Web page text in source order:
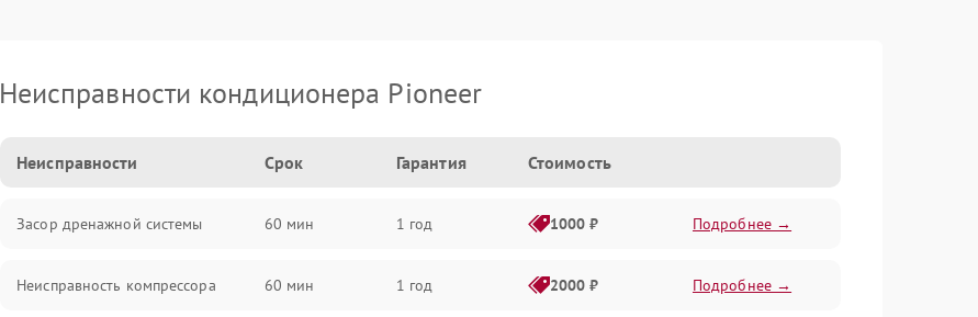
Неисправности кондиционера Pioneer
Неисправности Срок Гарантия Стоимость
Засор дренажной системы 60 мин 1 год 1000 ₽ Подробнее →
Неисправность компрессора 60 мин 1 год 2000 ₽ Подробнее →